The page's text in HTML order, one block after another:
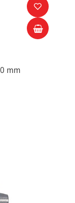
mm